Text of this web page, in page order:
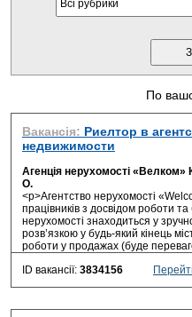
По
Вакансія: Риелтор в
недвижимости
Агенція нерухомості «Велком»
О.
<p>Агентство нерухомості
працівників з досвідом роботи
нерухомості знаходиться у
розв’язкою у будь-який кінець
роботи у продажах (буде
ID вакансії: 3834156